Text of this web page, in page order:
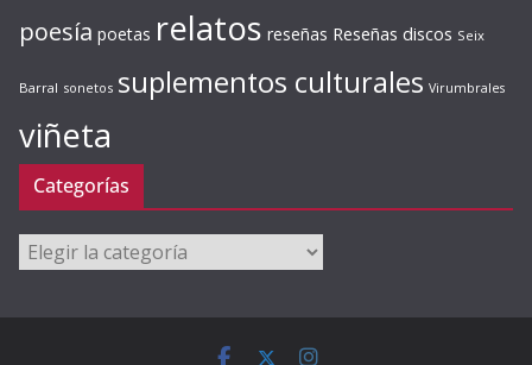
poesía poetas relatos reseñas Reseñas discos Seix
Barral sonetos suplementos culturales Virumbrales
viñeta
Categorías
Categorías